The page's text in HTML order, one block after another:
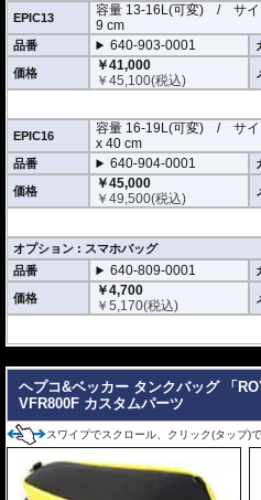
EPIC13
容量 13-16L(可変) / サイ
9 cm
品番 640-903-0001
価格
￥41,000
￥45,100(税込)
EPIC16
容量 16-19L(可変) / サイ
x 40 cm
品番 640-904-0001
価格
￥45,000
￥49,500(税込)
オプション : スマホバッグ
品番
640-809-0001
価格
￥4,700
￥5,170(税込)
ヘプコ&ベッカー タンクバッグ 「
VFR800F カスタムパーツ
スワイプでスクロール、クリック(タップ)